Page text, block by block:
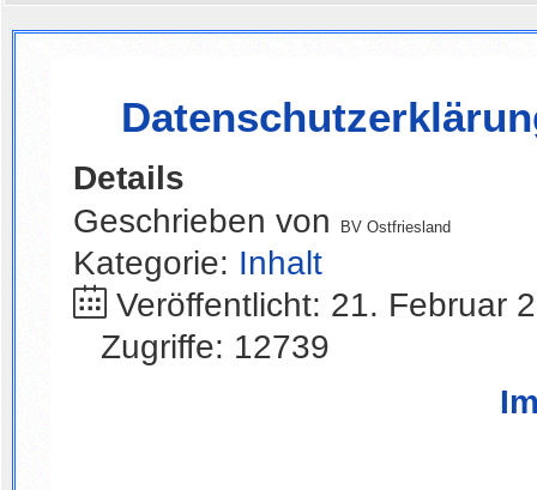
Details
Geschrieben von
BV Ostfriesland
Kategorie: Inhalt
Veröffentlicht: 21. Februar
Zugriffe: 12739